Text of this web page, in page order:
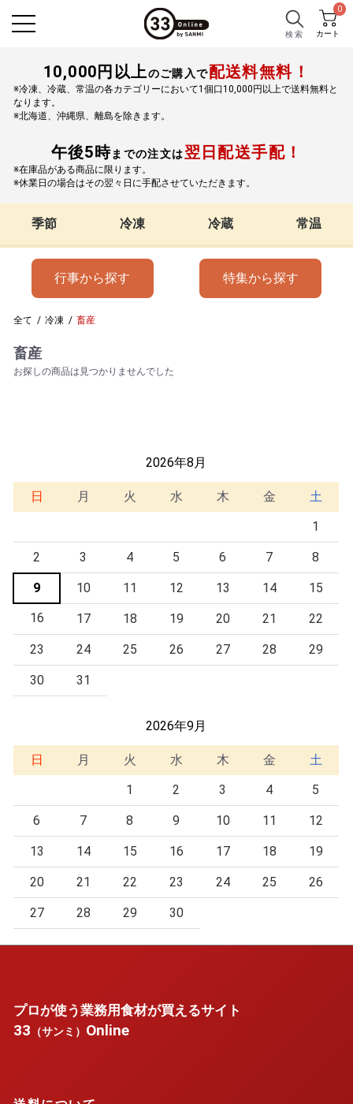
検 索 カート
0
10,000円以上のご購入で配送料無料！
※冷凍、冷蔵、常温の各カテゴリーにおいて1個口10,000円以上で送料無料と
なります。
※北海道、沖縄県、離島を除きます。
午後5時までの注文は翌日配送手配！
※在庫品がある商品に限ります。
※休業日の場合はその翌々日に手配させていただきます。
季節 冷凍 冷蔵 常温
行事から探す 特集から探す
全て / 冷凍 / 畜産
畜産
お探しの商品は見つかりませんでした
2026年8月
日 月 火 水 木 金
土
1
2 3 4 5 6 7 8
9 10 11 12 13 14
15
16
17 18 19 20 21 22
23 24 25 26 27 28 29
30 31
2026年9月
日 月 火 水 木 金
土
1
2 3 4 5
6 7 8 9 10 11 12
13 14 15 16 17 18 19
20 21 22 23 24 25 26
27 28 29 30
プロが使う業務用食材が買えるサイト
33 （サンミ） Online